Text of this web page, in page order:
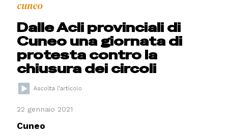
cuneo
Dalle Acli provinciali di
Cuneo una giornata di
protesta contro la
chiusura dei circoli
22 gennaio 2021
Cuneo